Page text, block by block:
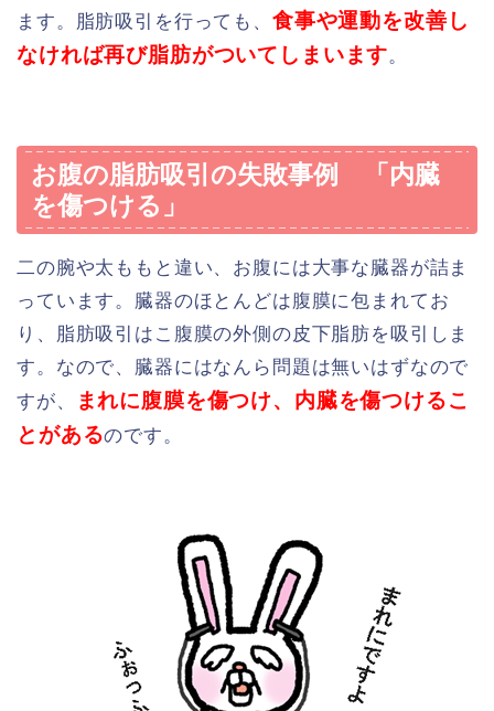
ます。脂肪吸引を行っても、 食事や運動を改善し
なければ再び脂肪がついてしまいます。
お腹の脂肪吸引の失敗事例 「内臓
を傷つける」
二の腕や太ももと違い、お腹には大事な臓器が詰ま
っています。臓器のほとんどは腹膜に包まれてお
り、脂肪吸引はこ腹膜の外側の皮下脂肪を吸引しま
す。なので、臓器にはなんら問題は無いはずなので
すが、
まれに腹膜を傷つけ、内臓を傷つけるこ
とがあるのです。